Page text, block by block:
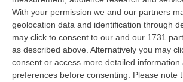
With your permission we and our partners
geolocation data and identification through
may click to consent to our and our 1731
as described above. Alternatively you may
consent or access more detailed
preferences before consenting. Please note
06 Agosto, 11:52
Musica In Lutto, Morto A 86 Anni Il
“È morto Francesco Guccini, uno dei più grandi
“Maestrone” si è spento questa mattina a Pavana,
06 Agosto, 11:22